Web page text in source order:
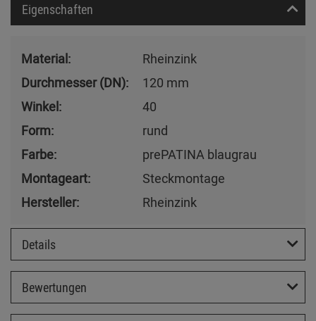
Eigenschaften
Material:
Rheinzink
Durchmesser (DN):
120 mm
Winkel:
40
Form:
rund
Farbe:
prePATINA blaugrau
Montageart:
Steckmontage
Hersteller:
Rheinzink
Details
Bewertungen